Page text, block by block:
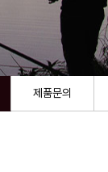
제품문의